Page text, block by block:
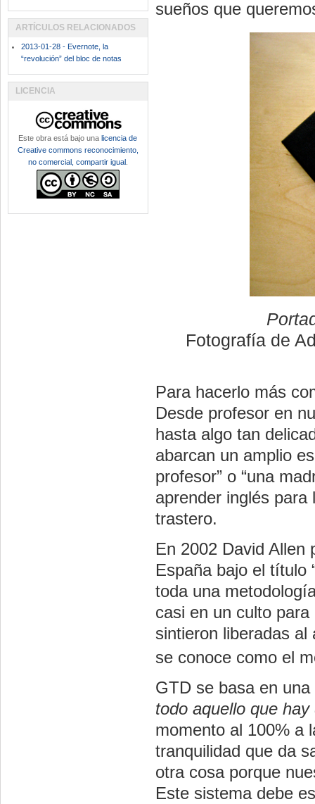
sueños que
Fotografía de
Para hacerlo más
Desde profesor en
hasta algo tan
abarcan un amplio
profesor” o “una
aprender inglés
trastero.
En 2002 David Allen
España bajo el título
toda una
casi en un culto
sintieron liberadas
se conoce como el
GTD se basa en
todo aquello que
momento al 100% a
tranquilidad que da
otra cosa porque
Este sistema debe
ARTÍCULOS RELACIONADOS
2013-01-28 - Evernote, la
“revolución” del bloc de notas
LICENCIA
Este obra está bajo unalicencia de
Creative commons reconocimiento,
no comercial, compartir igual